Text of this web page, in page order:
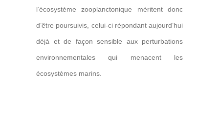
l’écosystème zooplanctonique méritent donc
d’être poursuivis, celui-ci répondant aujourd’hui
déjà et de façon sensible aux perturbations
environnementales qui menacent les
écosystèmes marins.